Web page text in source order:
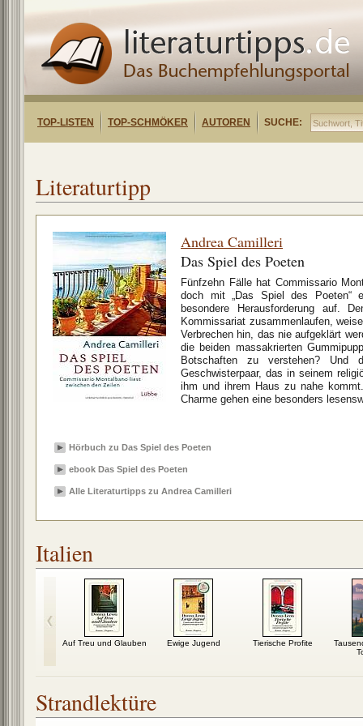
TOP-LISTEN TOP-SCHMÖKER AUTOREN SUCHE:
Literaturtipp
Andrea Camilleri
Das Spiel des Poeten
Fünfzehn Fälle hat Commissario
doch mit „Das Spiel des Poeten“
besondere Herausforderung auf.
Kommissariat zusammenlaufen,
Verbrechen hin, das nie aufgeklärt
die beiden massakrierten
Botschaften zu verstehen?
Geschwisterpaar, das in seinem
ihm und ihrem Haus zu nahe
Charme gehen eine besonders
Hörbuch zu Das Spiel des Poeten
ebook Das Spiel des Poeten
Alle Literaturtipps zu Andrea Camilleri
Italien
Auf Treu und Glauben Ewige Jugend Tierische Profite
Strandlektüre